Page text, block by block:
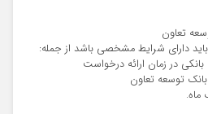
تعاون
دارای شرایط مشخصی باشد از جمله:
در زمان ارائه درخواست
توسعه تعاون